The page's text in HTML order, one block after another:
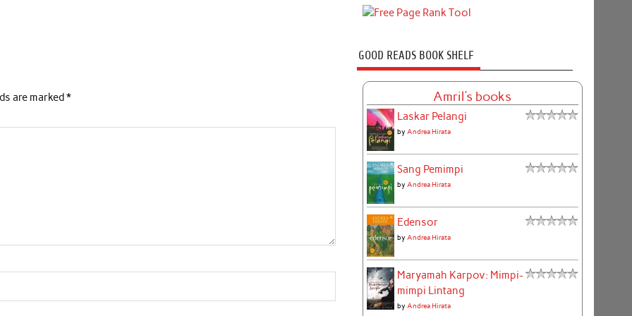
are marked*
GOOD READS BOOK SHELF
Amril's books
Laskar Pelangi
by Andrea Hirata
Sang Pemimpi
by Andrea Hirata
Edensor
by Andrea Hirata
Maryamah Karpov: Mimpi-
mimpi Lintang
by Andrea Hirata